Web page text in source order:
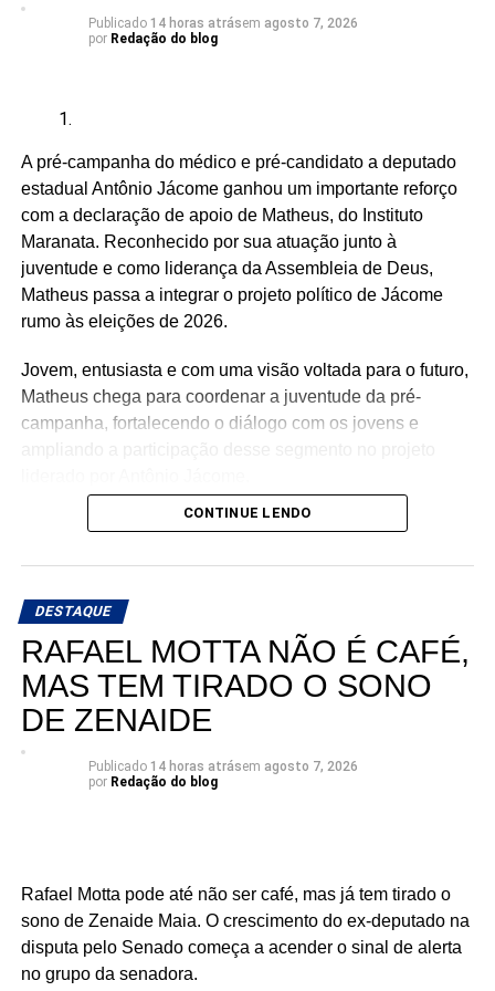
Wesley Mendes (BA)
Mãe Bernadete de Oxóssi (BA)
Ariane Magalhães (RJ)
combate o racismo religioso. Segundo a sigla, entre seus
filiados, há pessoas que se candidataram em defesa da
causa, sendo esta uma iniciativa desenvolvida por esse
Publicado 14 horas atrásem agosto 7, 2026
por Redação do blog
A pré-campanha do médico e pré-candidato a deputado
estadual Antônio Jácome ganhou um importante reforço
com a declaração de apoio de Matheus, do Instituto
Maranata. Reconhecido por sua atuação junto à
juventude e como liderança da Assembleia de Deus,
Matheus passa a integrar o projeto político de Jácome
rumo às eleições de 2026.
Jovem, entusiasta e com uma visão voltada para o futuro,
Matheus chega para coordenar a juventude da pré-
campanha, fortalecendo o diálogo com os jovens e
Ao declarar seu apoio, Matheus afirmou acreditar na
busca retornar à Assembleia Legislativa, segue
ampliando sua base de apoio e reunindo lideranças de
diferentes regiões e segmentos da sociedade em torno de
sua pré-candidatura.
CONTINUE LENDO
DESTAQUE
RAFAEL MOTTA NÃO É CAFÉ,
MAS TEM TIRADO O SONO
DE ZENAIDE
Publicado 14 horas atrásem agosto 7, 2026
por Redação do blog
Rafael Motta pode até não ser café, mas já tem tirado o
sono de Zenaide Maia. O crescimento do ex-deputado na
disputa pelo Senado começa a acender o sinal de alerta
no grupo da senadora.